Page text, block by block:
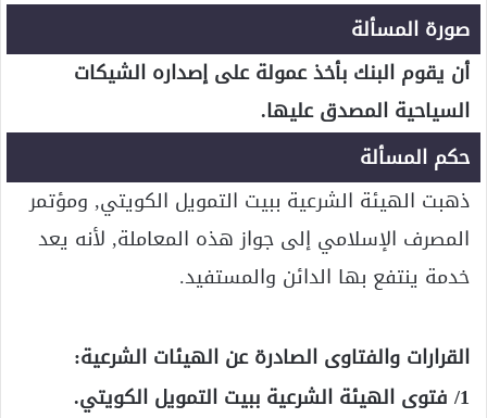
صورة المسألة
أن يقوم البنك بأخذ عمولة على إصداره الشيكات
السياحية المصدق عليها.
حكم المسألة
ذهبت الهيئة الشرعية ببيت التمويل الكويتي, ومؤتمر
المصرف الإسلامي إلى جواز هذه المعاملة, لأنه يعد
خدمة ينتفع بها الدائن والمستفيد.
القرارات والفتاوى الصادرة عن الهيئات الشرعية:
1/ فتوى الهيئة الشرعية ببيت التمويل الكويتي.